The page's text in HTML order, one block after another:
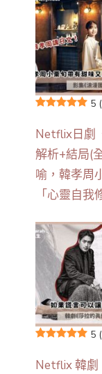
5
Netflix日劇
解析+結局(
喻，韓孝周
「心靈自我
5
Netflix 韓劇